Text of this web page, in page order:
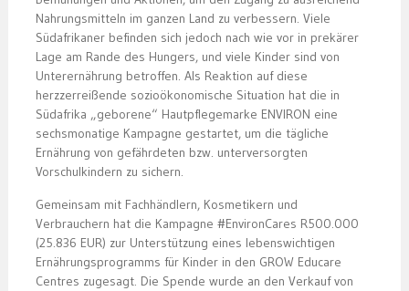
Nahrungsmitteln im ganzen Land zu verbessern. Viele
Südafrikaner befinden sich jedoch nach wie vor in prekärer
Lage am Rande des Hungers, und viele Kinder sind von
Unterernährung betroffen. Als Reaktion auf diese
herzzerreißende sozioökonomische Situation hat die in
Südafrika „geborene“ Hautpflegemarke ENVIRON eine
sechsmonatige Kampagne gestartet, um die tägliche
Ernährung von gefährdeten bzw. unterversorgten
Vorschulkindern zu sichern.
Gemeinsam mit Fachhändlern, Kosmetikern und
Verbrauchern hat die Kampagne #EnvironCares R500.000
(25.836 EUR) zur Unterstützung eines lebenswichtigen
Ernährungsprogramms für Kinder in den GROW Educare
Centres zugesagt. Die Spende wurde an den Verkauf von